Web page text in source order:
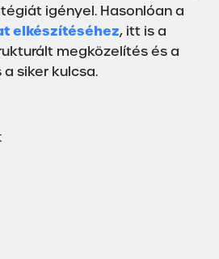
igényel. Hasonlóan a
elkészítéséhez, itt is a
megközelítés és a
siker kulcsa.